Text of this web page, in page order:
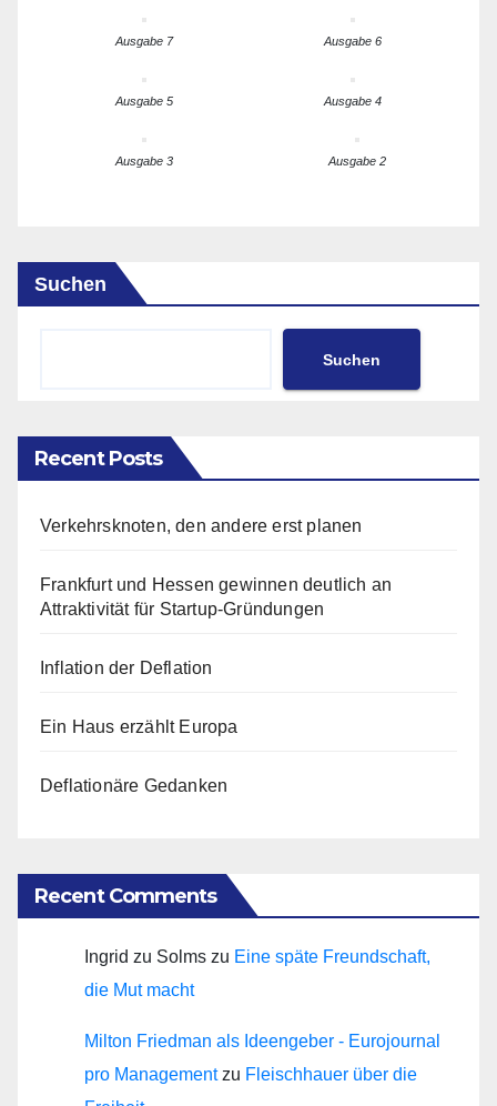
Ausgabe 7 Ausgabe 6
Ausgabe 5 Ausgabe 4
Ausgabe 3 Ausgabe 2
Suchen
Suchen
Recent Posts
Verkehrsknoten, den andere erst planen
Frankfurt und Hessen gewinnen deutlich an
Attraktivität für Startup-Gründungen
Inflation der Deflation
Ein Haus erzählt Europa
Deflationäre Gedanken
Recent Comments
Ingrid zu Solms zu Eine späte Freundschaft,
die Mut macht
Milton Friedman als Ideengeber - Eurojournal
pro Managementzu Fleischhauer über die